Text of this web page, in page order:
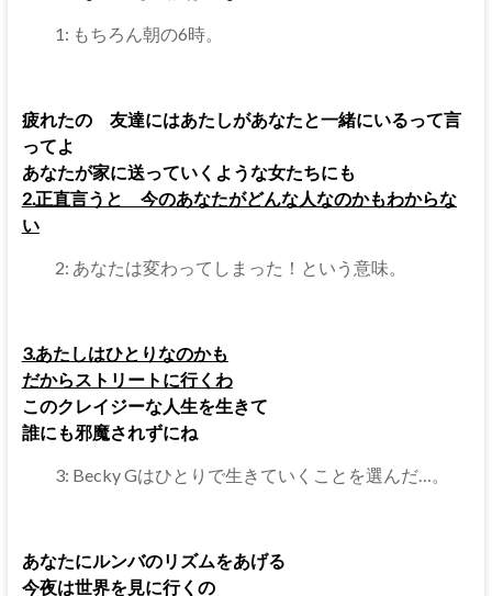
1: もちろん朝の6時。
疲れたの 友達にはあたしがあなたと一緒にいるって言
ってよ
あなたが家に送っていくような女たちにも
2.正直言うと 今のあなたがどんな人なのかもわからな
い
2: あなたは変わってしまった！という意味。
3.あたしはひとりなのかも
だからストリートに行くわ
このクレイジーな人生を生きて
誰にも邪魔されずにね
3: Becky Gはひとりで生きていくことを選んだ…。
あなたにルンバのリズムをあげる
今夜は世界を見に行くの